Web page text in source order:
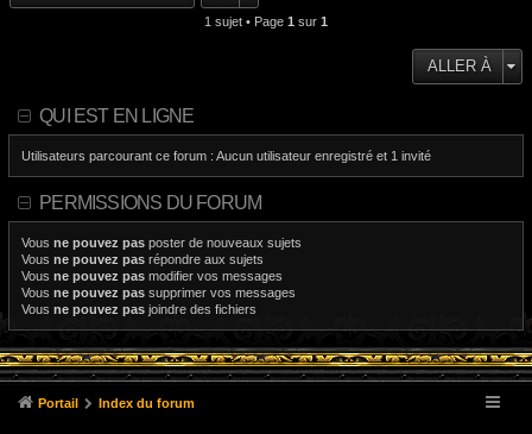
1 sujet • Page 1 sur 1
ALLER À
QUI EST EN LIGNE
Utilisateurs parcourant ce forum : Aucun utilisateur enregistré et 1 invité
PERMISSIONS DU FORUM
Vous ne pouvez pas poster de nouveaux sujets
Vous ne pouvez pas répondre aux sujets
Vous ne pouvez pas modifier vos messages
Vous ne pouvez pas supprimer vos messages
Vous ne pouvez pas joindre des fichiers
Portail Index du forum